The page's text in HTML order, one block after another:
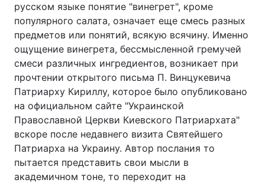
Головна
Україна Політика
русском языке понятие "винегрет", кроме
популярного салата, означает еще смесь разных
предметов или понятий, всякую всячину. Именно
ощущение винегрета, бессмысленной гремучей
смеси различных ингредиентов, возникает при
прочтении открытого письма П. Винцукевича
Патриарху Кириллу, которое было опубликовано
на официальном сайте "Украинской
Православной Церкви Киевского Патриархата"
вскоре после недавнего визита Святейшего
Патриарха на Украину. Автор послания то
пытается представить свои мысли в
академичном тоне, то переходит на